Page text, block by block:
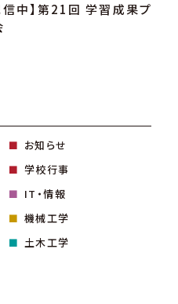
信中】第21回 学習成果プ
お知らせ
学校行事
IT・情報
機械工学
土木工学